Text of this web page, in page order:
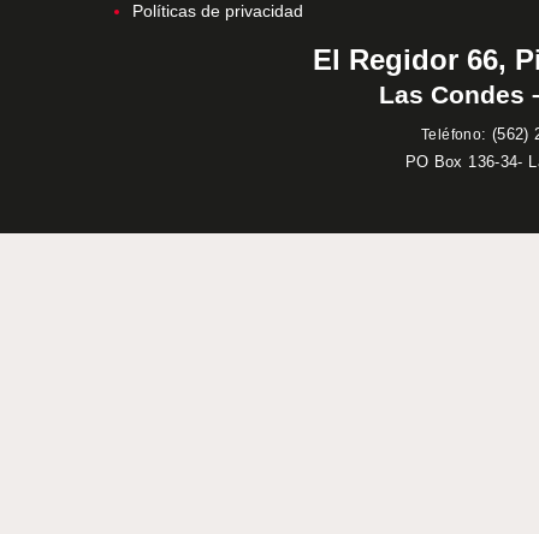
Políticas de privacidad
El Regidor 66,
Las Condes
Teléfono: (562)
PO Box 136-34-